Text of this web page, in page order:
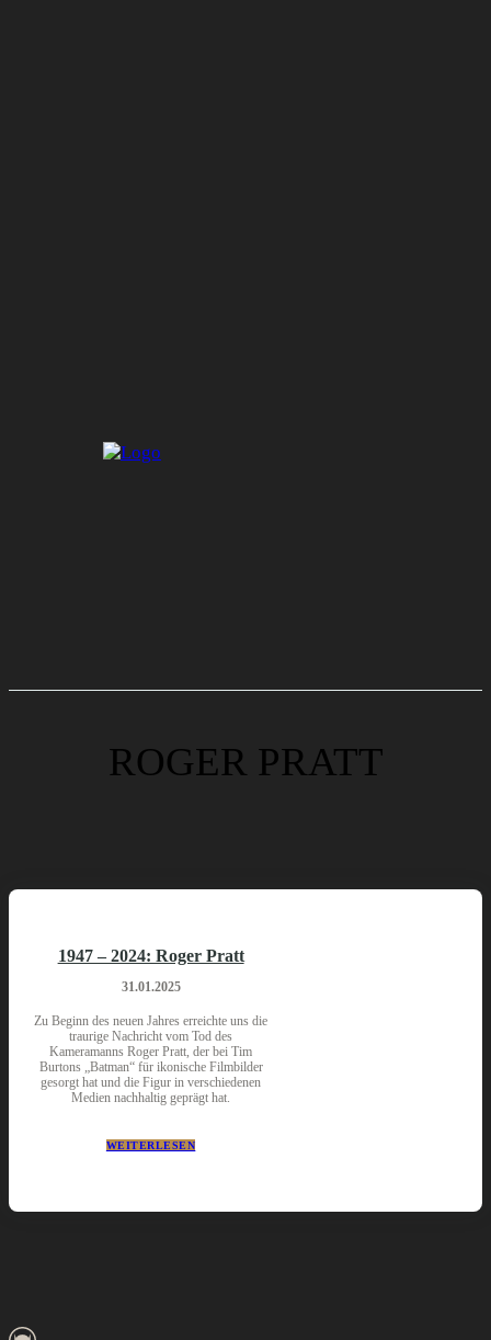
ROGER PRATT
1947 – 2024: Roger Pratt
31.01.2025
Zu Beginn des neuen Jahres erreichte uns die
traurige Nachricht vom Tod des
Kameramanns Roger Pratt, der bei Tim
Burtons „Batman“ für ikonische Filmbilder
gesorgt hat und die Figur in verschiedenen
Medien nachhaltig geprägt hat.
WEITERLESEN